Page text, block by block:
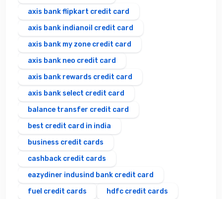
axis bank flipkart credit card
axis bank indianoil credit card
axis bank my zone credit card
axis bank neo credit card
axis bank rewards credit card
axis bank select credit card
balance transfer credit card
best credit card in india
business credit cards
cashback credit cards
eazydiner indusind bank credit card
fuel credit cards
hdfc credit cards